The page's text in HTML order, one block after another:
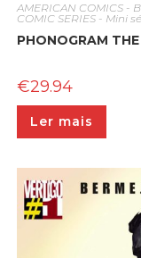
AMERICAN COMICS -
COMIC SERIES - Mini
PHONOGRAM
€29.94
Ler mais